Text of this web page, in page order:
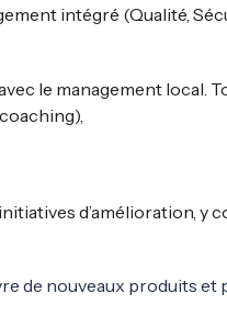
intégré (Qualité,
le management local.
d’amélioration, y
de nouveaux produits et